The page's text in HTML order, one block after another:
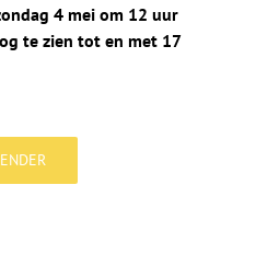
4 mei om 12 uur
te zien tot en met 17